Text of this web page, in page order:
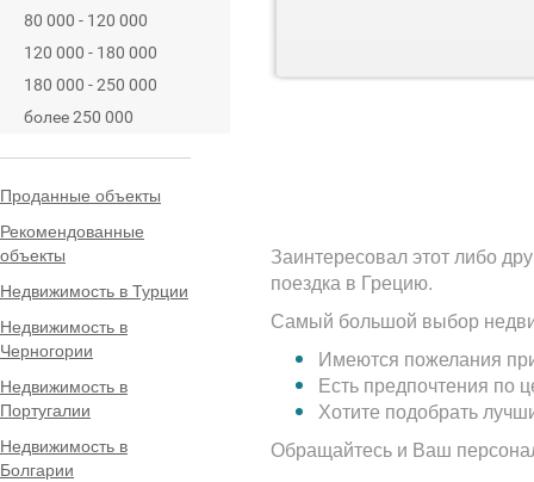
80 000 - 120 000
120 000 - 180 000
180 000 - 250 000
более 250 000
Проданные объекты
Рекомендованные
объекты
Недвижимость в Турции
Недвижимость в
Черногории
Недвижимость в
Португалии
Недвижимость в
Болгарии
Заинтересовал этот либо
поездка в Грецию.
Самый большой выбор
Имеются пожелания
Есть предпочтения по
Хотите подобрать
Обращайтесь и Ваш